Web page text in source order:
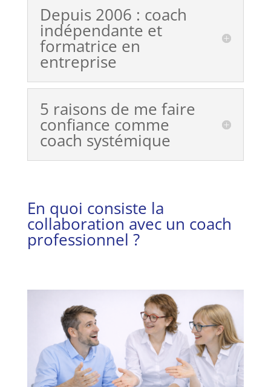
Depuis 2006 : coach
indépendante et
formatrice en
entreprise
5 raisons de me faire
confiance comme
coach systémique
En quoi consiste la
collaboration avec un coach
professionnel ?